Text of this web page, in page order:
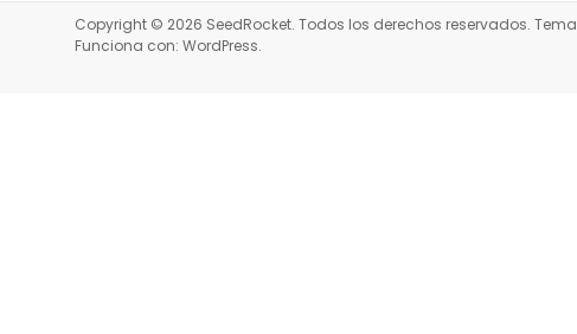
Copyright © 2026 SeedRocket. Todos los derechos reservados. Tema
Funciona con: WordPress.